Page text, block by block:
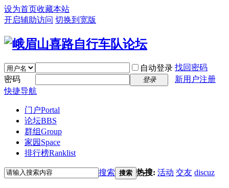
设为首页收藏本站
开启辅助访问 切换到宽版
自动登录 找回密码
密码
登录
新用户注册
快捷导航
门户Portal
论坛BBS
群组Group
家园 Space
排行榜Ranklist
搜索 搜索 热搜: 活动 交友 discuz